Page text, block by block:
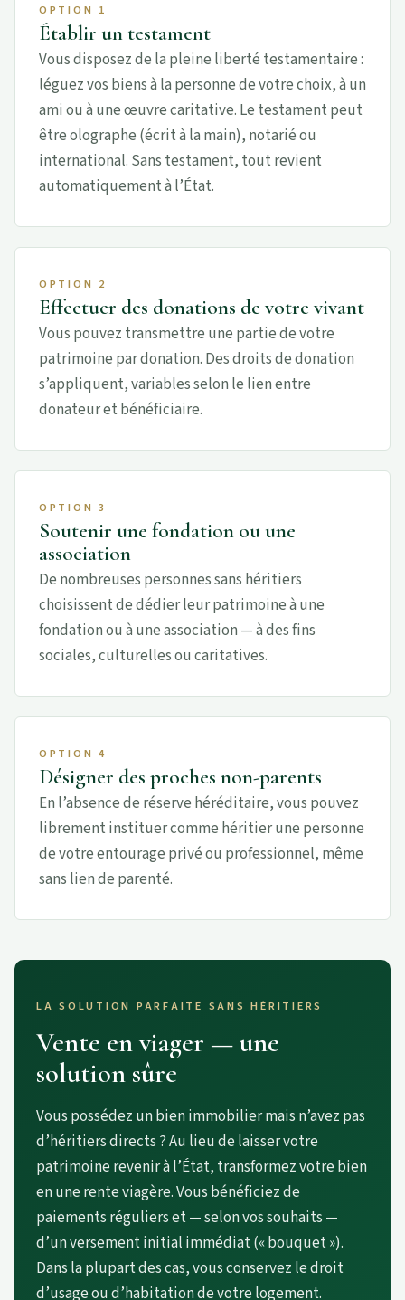
OPTION 1
Établir un testament
Vous disposez de la pleine liberté testamentaire :
léguez vos biens à la personne de votre choix, à un
ami ou à une œuvre caritative. Le testament peut
être olographe (écrit à la main), notarié ou
international. Sans testament, tout revient
automatiquement à l’État.
OPTION 2
Effectuer des donations de votre vivant
Vous pouvez transmettre une partie de votre
patrimoine par donation. Des droits de donation
s’appliquent, variables selon le lien entre
donateur et bénéficiaire.
OPTION 3
Soutenir une fondation ou une
association
De nombreuses personnes sans héritiers
choisissent de dédier leur patrimoine à une
fondation ou à une association — à des fins
sociales, culturelles ou caritatives.
OPTION 4
Désigner des proches non-parents
En l’absence de réserve héréditaire, vous pouvez
librement instituer comme héritier une personne
de votre entourage privé ou professionnel, même
sans lien de parenté.
LA SOLUTION PARFAITE SANS HÉRITIERS
Vente en viager — une
solution sûre
Vous possédez un bien immobilier mais n’avez pas
d’héritiers directs ? Au lieu de laisser votre
patrimoine revenir à l’État, transformez votre bien
en une rente viagère. Vous bénéficiez de
paiements réguliers et — selon vos souhaits —
d’un versement initial immédiat (« bouquet »).
Dans la plupart des cas, vous conservez le droit
d’usage ou d’habitation de votre logement.